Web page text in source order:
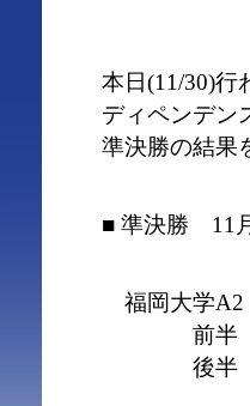
本日(11/30)
ディペンデン
準決勝の結果
■ 準決勝 11
福岡大学
前半
後半